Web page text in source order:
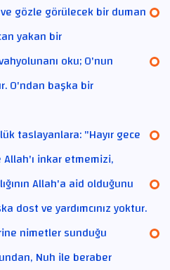
gözle görülecek bir duman
yakan bir
oku; O'nun
O'ndan başka bir
taslayanlara: "Hayır gece
inkar etmemizi,
Allah'a aid olduğunu
dost ve yardımcınız yoktur.
nimetler sunduğu
Nuh ile beraber